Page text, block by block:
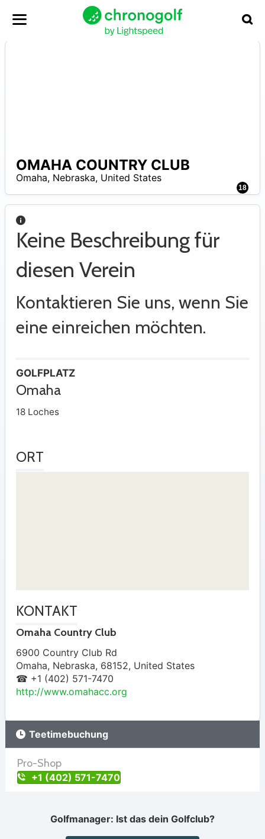
18
OMAHA COUNTRY CLUB
Omaha, Nebraska, United States
Keine Beschreibung für
diesen Verein
Kontaktieren Sie uns, wenn Sie
eine einreichen möchten.
GOLFPLATZ
Omaha
18 Loches
ORT
KONTAKT
Omaha Country Club
6900 Country Club Rd
Omaha, Nebraska, 68152, United States
☎ +1 (402) 571-7470
http://www.omahacc.org
Teetimebuchung
Pro-Shop
+1 (402) 571-7470
Golfmanager: Ist das dein Golfclub?